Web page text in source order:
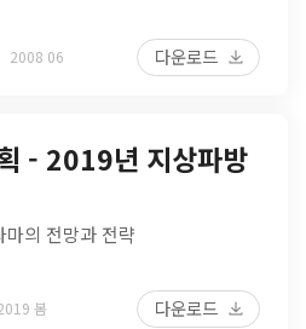
2008 06 다운로드
- 2019년 지상파방
의 전망과 전략
봄 다운로드